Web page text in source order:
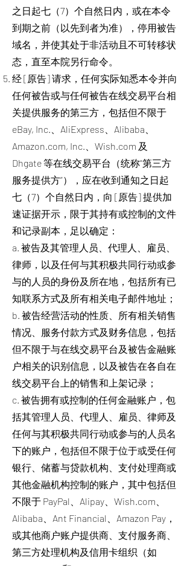
之日起七（7）个自然日内，或在本令
到期之前（以先到者为准），停用被告
域名，并使其处于非活动且不可转移状
态，直至本院另行命令。
经 [原告] 请求，任何实际知悉本令并向
任何被告或与任何被告在线交易平台相
关提供服务的第三方，包括但不限于
eBay, Inc.、AliExpress、Alibaba、
Amazon.com, Inc.、Wish.com 及
Dhgate 等在线交易平台（统称“第三方
服务提供方”），应在收到通知之日起
七（7）个自然日内，向 [原告] 提供加
速证据开示，限于其持有或控制的文件
和记录副本，足以确定：
a. 被告及其管理人员、代理人、雇员、
律师，以及任何与其积极共同行动或参
与的人员的身份及所在地，包括所有已
知联系方式及所有相关电子邮件地址；
b. 被告经营活动的性质、所有相关销售
情况、服务付款方式及财务信息，包括
但不限于与在线交易平台及被告金融账
户相关的识别信息，以及被告在各自在
线交易平台上的销售和上架记录；
c. 被告拥有或控制的任何金融账户，包
括其管理人员、代理人、雇员、律师及
任何与其积极共同行动或参与的人员名
下的账户，包括但不限于位于或受任何
银行、储蓄与贷款机构、支付处理商或
其他金融机构控制的账户，其中包括但
不限于 PayPal、Alipay、Wish.com、
Alibaba、Ant Financial、Amazon Pay，
或其他商户账户提供商、支付服务商、
第三方处理机构及信用卡组织（如